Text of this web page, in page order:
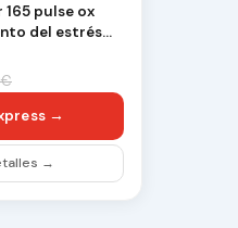
165 pulse ox
del estrés
→
→